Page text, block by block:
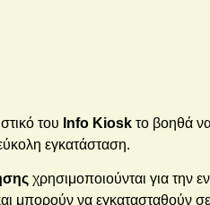
του Info Kiosk το βοηθά
εγκατάσταση.
χρησιμοποιούνται για την
μπορούν να εγκατασταθούν